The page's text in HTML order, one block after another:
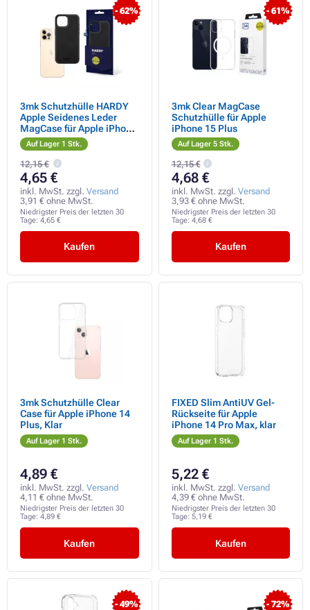
- 62%
3mk Schutzhülle HARDY
Apple Seidenes Leder
MagCase für Apple iPhone
16Auf Lager 1 Stk.
12,15 €
4,65 €
inkl. MwSt. zzgl. Versand
3,91 € ohne MwSt.
Niedrigster Preis der letzten 30
Tage: 4,65 €
Kaufen
- 61%
3mk Clear MagCase
Schutzhülle für Apple
iPhone 15 Plus
Auf Lager 5 Stk.
12,15 €
4,68 €
inkl. MwSt. zzgl. Versand
3,93 € ohne MwSt.
Niedrigster Preis der letzten 30
Tage: 4,68 €
Kaufen
3mk Schutzhülle Clear
Case für Apple iPhone 14
Plus, Klar
Auf Lager 1 Stk.
4,89 €
inkl. MwSt. zzgl. Versand
4,11 € ohne MwSt.
Niedrigster Preis der letzten 30
Tage: 4,89 €
Kaufen
FIXED Slim AntiUV Gel-
Rückseite für Apple
iPhone 14 Pro Max, klar
Auf Lager 1 Stk.
5,22 €
inkl. MwSt. zzgl. Versand
4,39 € ohne MwSt.
Niedrigster Preis der letzten 30
Tage: 5,19 €
Kaufen
- 49% - 72%